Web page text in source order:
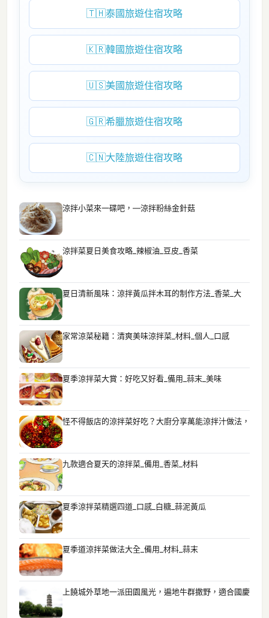
🇹🇭泰國旅遊住宿攻略
🇰🇷韓國旅遊住宿攻略
🇺🇸美國旅遊住宿攻略
🇬🇷希臘旅遊住宿攻略
🇨🇳大陸旅遊住宿攻略
涼拌小菜來一碟吧，—涼拌粉絲金針菇
涼拌菜夏日美食攻略_辣椒油_豆皮_香菜
夏日清新風味：涼拌黃瓜拌木耳的制作方法_香菜_大
家常涼菜秘籍：清爽美味涼拌菜_材料_個人_口感
夏季涼拌菜大賞：好吃又好看_備用_蒜末_美味
怪不得飯店的涼拌菜好吃？大廚分享萬能涼拌汁做法，
九款適合夏天的涼拌菜_備用_香菜_材料
夏季涼拌菜精選四道_口感_白糖_蒜泥黃瓜
夏季道涼拌菜做法大全_備用_材料_蒜末
上饒城外草地一派田園風光，遍地牛群撒野，適合國慶